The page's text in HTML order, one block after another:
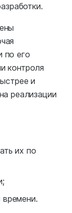
по его
контроля
и
реализации
их по